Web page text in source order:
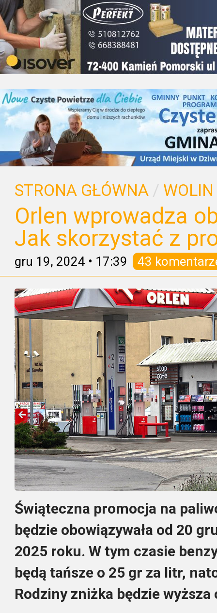
STRONA GŁÓWNA / WOLIN
Orlen wprowadza
Jak skorzystać z
gru 19, 2024 • 17:39 43
Świąteczna promocja na
będzie obowiązywała od 20
2025 roku. W tym czasie
będą tańsze o 25 gr za litr,
Rodziny zniżka będzie